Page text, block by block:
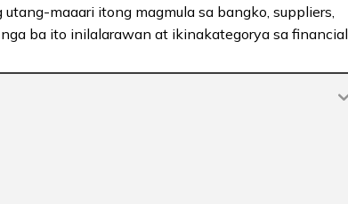
maaari itong magmula sa bangko, suppliers,
ba ito inilalarawan at ikinakategorya sa financial